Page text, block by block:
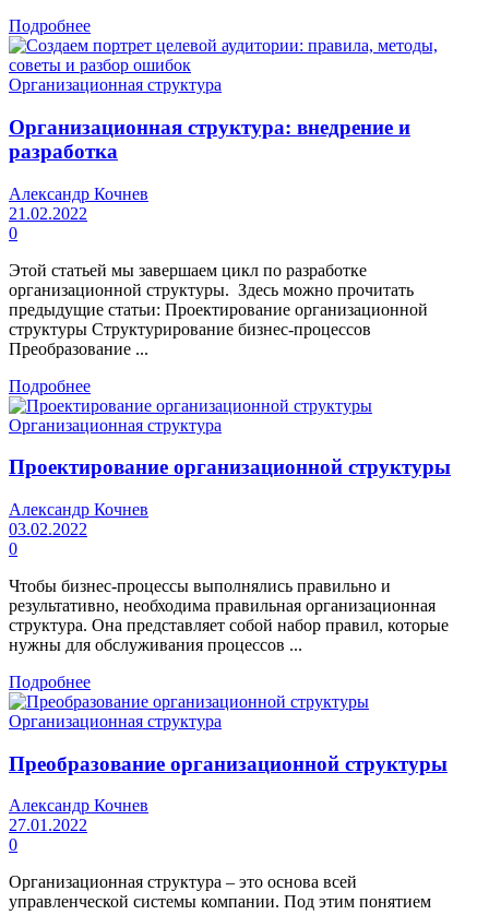
Подробнее
Организационная структура
Организационная структура: внедрение и
разработка
Александр Кочнев
21.02.2022
0
Этой статьей мы завершаем цикл по разработке
организационной структуры. Здесь можно прочитать
предыдущие статьи: Проектирование организационной
структуры Структурирование бизнес-процессов
Преобразование ...
Подробнее
Организационная структура
Проектирование организационной структуры
Александр Кочнев
03.02.2022
0
Чтобы бизнес-процессы выполнялись правильно и
результативно, необходима правильная организационная
структура. Она представляет собой набор правил, которые
нужны для обслуживания процессов ...
Подробнее
Организационная структура
Преобразование организационной структуры
Александр Кочнев
27.01.2022
0
Организационная структура – это основа всей
управленческой системы компании. Под этим понятием